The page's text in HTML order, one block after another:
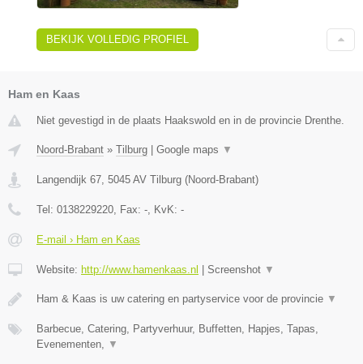
BEKIJK VOLLEDIG PROFIEL
Ham en Kaas
Niet gevestigd in de plaats Haakswold en in de provincie Drenthe.
Noord-Brabant » Tilburg Google maps ▼
Langendijk 67, 5045 AV Tilburg (Noord-Brabant)
Tel: 0138229220, Fax: -, KvK: -
E-mail › Ham en Kaas
Website: http://www.hamenkaas.nl Screenshot ▼
Ham & Kaas is uw catering en partyservice voor de provincie ▼
Barbecue, Catering, Partyverhuur, Buffetten, Hapjes, Tapas,
Evenementen, ▼